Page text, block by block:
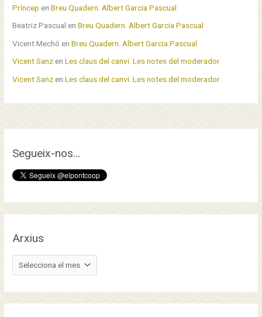
s Príncep enBreu Quadern. Albert Garcia Pascual
Beatriz Pascual enBreu Quadern. Albert Garcia Pascual
Vicent Mechó enBreu Quadern. Albert Garcia Pascual
Vicent Sanz enLes claus del canvi. Les notes del moderador
Vicent Sanz enLes claus del canvi. Les notes del moderador
Segueix-nos…
Arxius
r
x